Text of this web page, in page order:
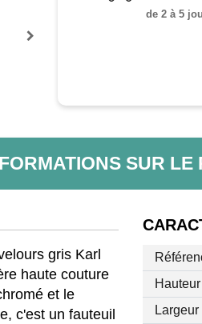
de 2 à 5
SUR LE
gris Karl
haute couture
et le
c'est un fauteuil
Hauteur
Largeur